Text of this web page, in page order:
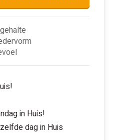
in Huis!
dag in Huis